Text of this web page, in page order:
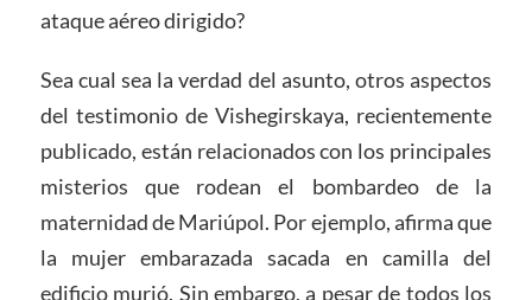
ataque aéreo dirigido?
Sea cual sea la verdad del asunto, otros aspectos
del testimonio de Vishegirskaya, recientemente
publicado, están relacionados con los principales
misterios que rodean el bombardeo de la
maternidad de Mariúpol. Por ejemplo, afirma que
la mujer embarazada sacada en camilla del
edificio murió. Sin embargo, a pesar de todos los